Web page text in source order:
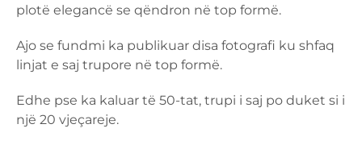
plotë elegancë se qëndron në top formë.
Ajo se fundmi ka publikuar disa fotografi ku shfaq
linjat e saj trupore në top formë.
Edhe pse ka kaluar të 50-tat, trupi i saj po duket si i
një 20 vjeçareje.